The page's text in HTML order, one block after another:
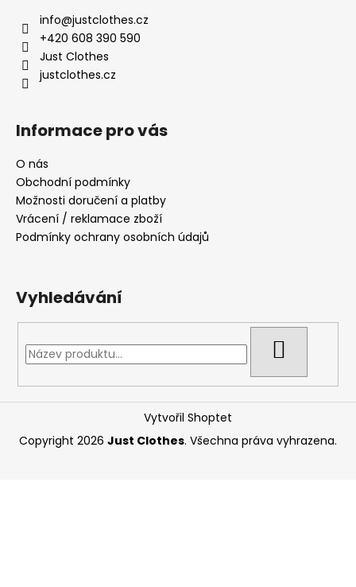
info@justclothes.cz
+420 608 390 590
Just Clothes
justclothes.cz
Informace pro vás
O nás
Obchodní podmínky
Možnosti doručení a platby
Vrácení / reklamace zboží
Podmínky ochrany osobních údajů
Vyhledávání
Vytvořil Shoptet
Copyright 2026 Just Clothes. Všechna práva vyhrazena.